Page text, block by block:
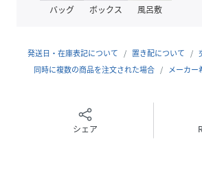
*低反発スポンジ・・・圧力を分散し、
ョン感が特徴です。
バッグ ボックス 風呂敷
発送日・在庫表記について 置き配について
同時に複数の商品を注文された場合
メーカー
シェア